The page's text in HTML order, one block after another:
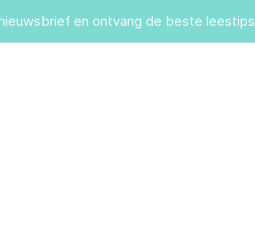
en ontvang de beste leestips